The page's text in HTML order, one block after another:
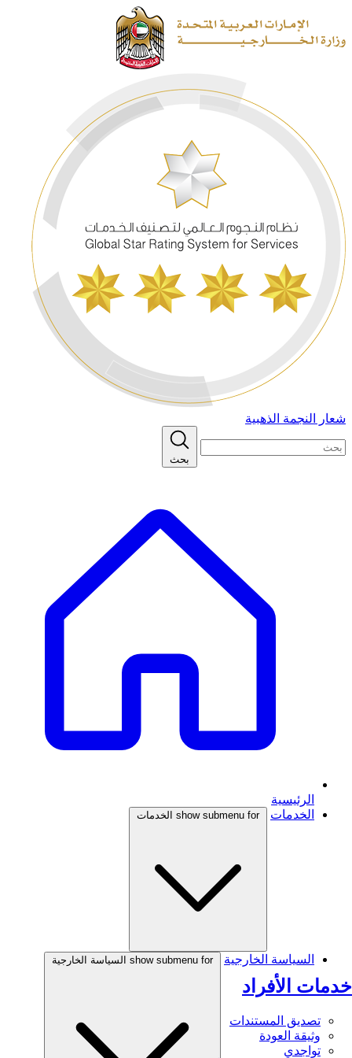
شعار النجمة الذهبية
بحث
الرئيسية
الخدمات
show submenu for الخدمات
خدمات الأفراد
تصديق المستندات
وثيقة العودة
تواجدي
السياسة الخارجية show submenu for السياسة الخارجية